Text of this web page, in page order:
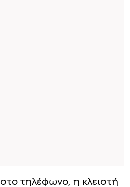
τηλέφωνο, η κλειστή